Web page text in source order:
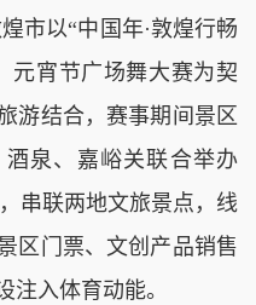
市以“中国年·敦煌行畅
元宵节广场舞大赛为契
游结合，赛事期间景区
泉、嘉峪关联合举办
串联两地文旅景点，线
区门票、文创产品销售
注入体育动能。